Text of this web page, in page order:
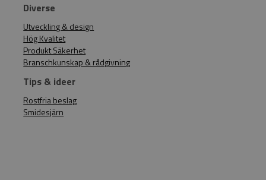
Diverse
Utveckling & design
Hög Kvalitet
Produkt Säkerhet
Branschkunskap & rådgivning
Tips & ideer
Rostfria beslag
Smidesjärn